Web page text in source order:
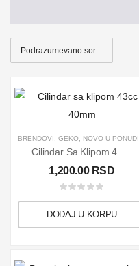
BRENDOVI GEKO NOVO U PONUDI
1,200.00 RSD
DODAJ U KORPU